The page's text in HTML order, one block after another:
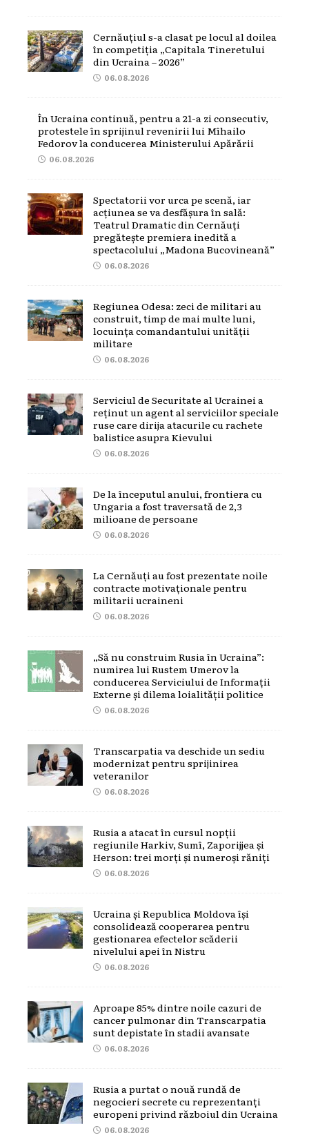
Cernăuțiul s-a clasat pe locul al doilea
în competiția „Capitala Tineretului
din Ucraina – 2026”
06.08.2026
În Ucraina continuă, pentru a 21-a zi consecutiv,
protestele în sprijinul revenirii lui Mîhailo
Fedorov la conducerea Ministerului Apărării
06.08.2026
Spectatorii vor urca pe scenă, iar
acțiunea se va desfășura în sală:
Teatrul Dramatic din Cernăuți
pregătește premiera inedită a
spectacolului „Madona Bucovineană”
06.08.2026
Regiunea Odesa: zeci de militari au
construit, timp de mai multe luni,
locuința comandantului unității
militare
06.08.2026
Serviciul de Securitate al Ucrainei a
reținut un agent al serviciilor speciale
ruse care dirija atacurile cu rachete
balistice asupra Kievului
06.08.2026
De la începutul anului, frontiera cu
Ungaria a fost traversată de 2,3
milioane de persoane
06.08.2026
La Cernăuți au fost prezentate noile
contracte motivaționale pentru
militarii ucraineni
06.08.2026
„Să nu construim Rusia în Ucraina”:
numirea lui Rustem Umerov la
conducerea Serviciului de Informații
Externe și dilema loialității politice
06.08.2026
Transcarpatia va deschide un sediu
modernizat pentru sprijinirea
veteranilor
06.08.2026
Rusia a atacat în cursul nopții
regiunile Harkiv, Sumî, Zaporijjea și
Herson: trei morți și numeroși răniți
06.08.2026
Ucraina și Republica Moldova își
consolidează cooperarea pentru
gestionarea efectelor scăderii
nivelului apei în Nistru
06.08.2026
Aproape 85% dintre noile cazuri de
cancer pulmonar din Transcarpatia
sunt depistate în stadii avansate
06.08.2026
Rusia a purtat o nouă rundă de
negocieri secrete cu reprezentanți
europeni privind războiul din Ucraina
06.08.2026